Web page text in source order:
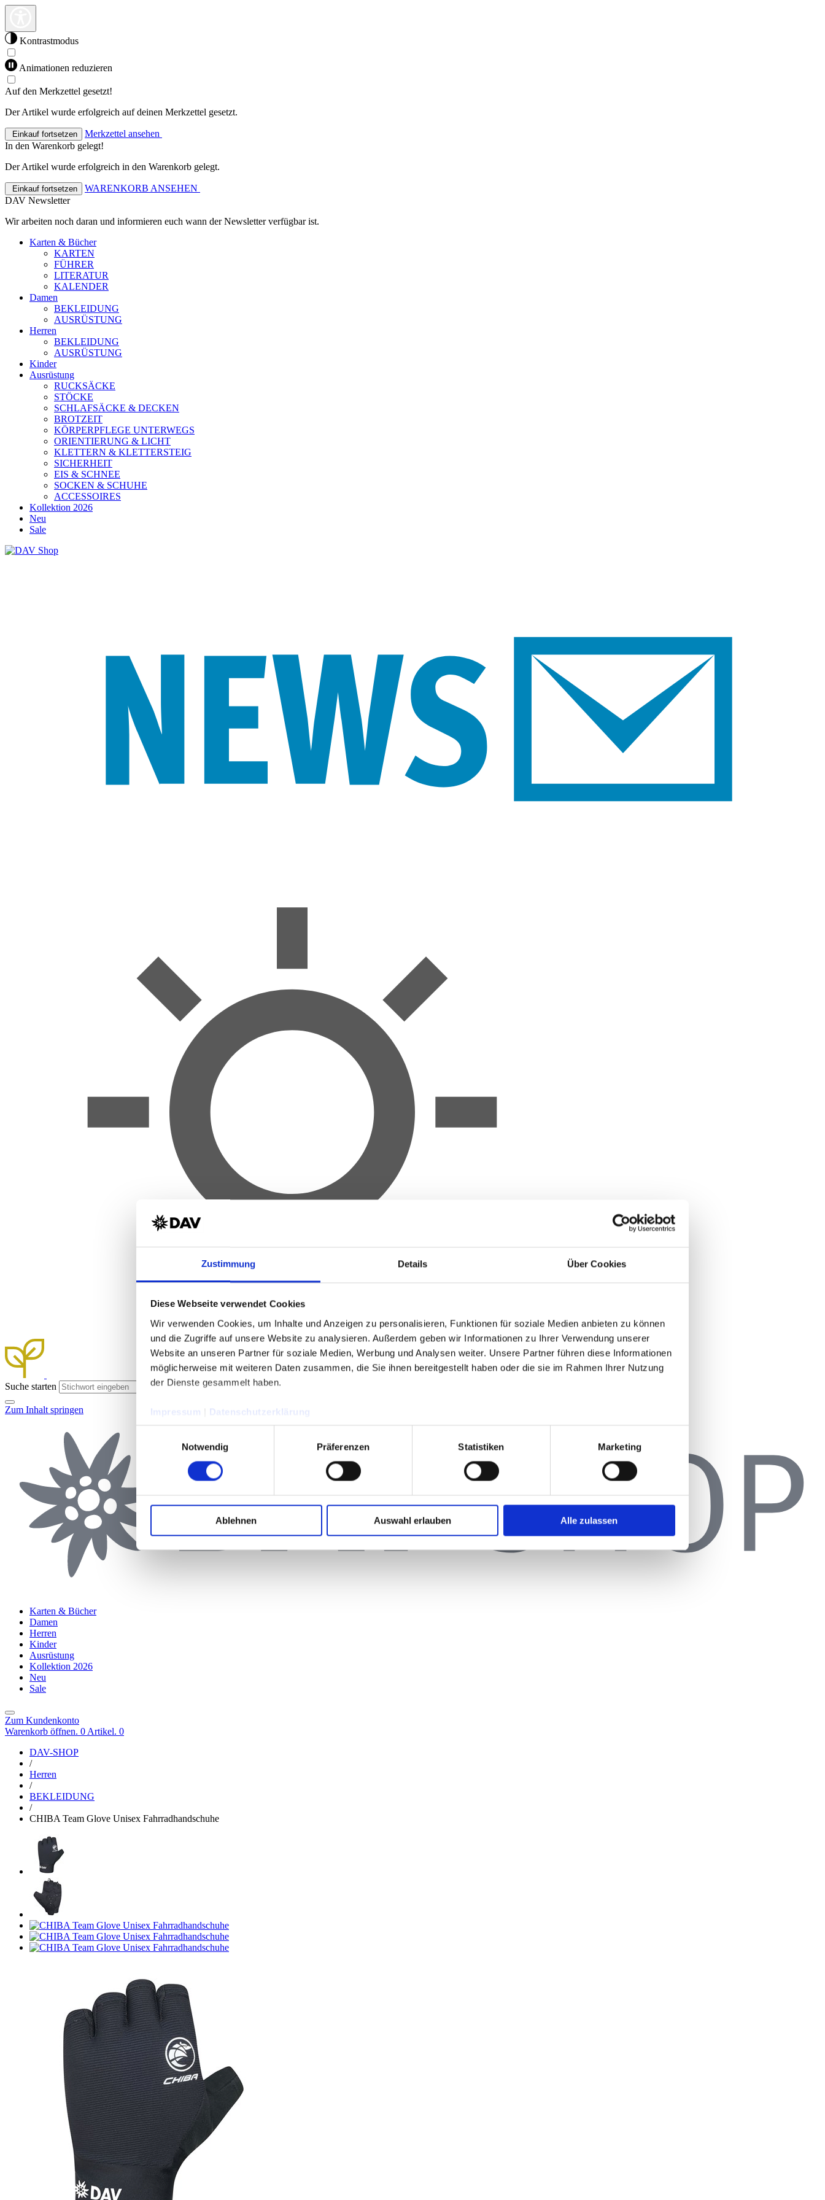
Zustimmung Details Über Cookies
Diese Webseite verwendet Cookies
Wir verwenden Cookies, um Inhalte und Anzeigen zu personalisieren, Funktionen für soziale Medien anbieten zu können
und die Zugriffe auf unsere Website zu analysieren. Außerdem geben wir Informationen zu Ihrer Verwendung unserer
Website an unseren Partner für soziale Medien, Werbung und Analysen weiter. Unsere Partner führen diese Informationen
möglicherweise mit weiteren Daten zusammen, die Sie ihnen bereitgestellt haben oder die sie im Rahmen Ihrer Nutzung
der Dienste gesammelt haben.
Impressum
Datenschutzerklärung
Notwendig
Präferenzen Statistiken Marketing
Ablehnen Auswahl erlauben Alle zulassen
Kontrastmodus
Animationen reduzieren
Auf den Merkzettel gesetzt!
Der Artikel wurde erfolgreich auf deinen Merkzettel gesetzt.
Einkauf fortsetzen
Merkzettel ansehen
In den Warenkorb gelegt!
Der Artikel wurde erfolgreich in den Warenkorb gelegt.
Einkauf fortsetzen
WARENKORB ANSEHEN
DAV Newsletter
Wir arbeiten noch daran und informieren euch wann der Newsletter verfügbar ist.
Karten & Bücher
KARTEN
FÜHRER
LITERATUR
KALENDER
Damen
BEKLEIDUNG
AUSRÜSTUNG
Herren
BEKLEIDUNG
AUSRÜSTUNG
Kinder
Ausrüstung
RUCKSÄCKE
STÖCKE
SCHLAFSÄCKE & DECKEN
BROTZEIT
KÖRPERPFLEGE UNTERWEGS
ORIENTIERUNG & LICHT
KLETTERN & KLETTERSTEIG
SICHERHEIT
EIS & SCHNEE
SOCKEN & SCHUHE
ACCESSOIRES
Kollektion 2026
Neu
Sale
Suche starten
Zum Inhalt springen
Karten & Bücher
Damen
Herren
Kinder
Ausrüstung
Kollektion 2026
Neu
Sale
Zum Kundenkonto
Warenkorb öffnen. 0 Artikel. 0
DAV-SHOP
/
Herren
/
BEKLEIDUNG
/
CHIBA Team Glove Unisex Fahrradhandschuhe